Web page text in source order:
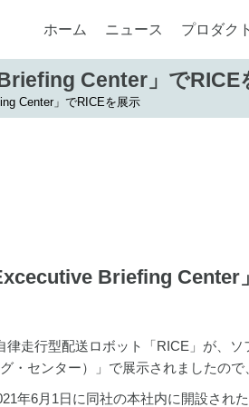
ホーム ニュース プロダクト
Center」でRICE
Center」でRICEを展示
Briefing Center
走行型配送ロボット「RICE」が、
・センター）」で展示されましたので
年6月1日に同社の本社内に開設され